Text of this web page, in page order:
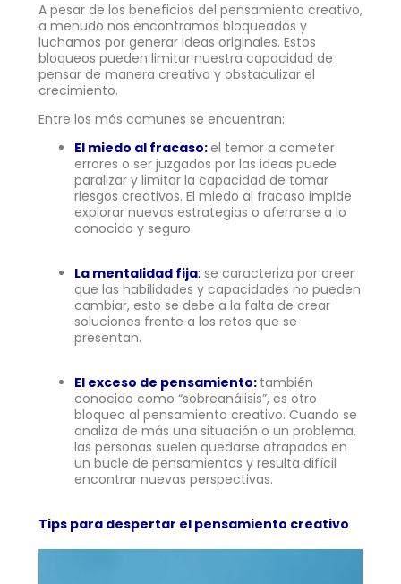
A pesar de los beneficios del pensamiento creativo,
a menudo nos encontramos bloqueados y
luchamos por generar ideas originales. Estos
bloqueos pueden limitar nuestra capacidad de
pensar de manera creativa y obstaculizar el
crecimiento.
Entre los más comunes se encuentran:
El miedo al fracaso:el temor a cometer
errores o ser juzgados por las ideas puede
paralizar y limitar la capacidad de tomar
riesgos creativos. El miedo al fracaso impide
explorar nuevas estrategias o aferrarse a lo
conocido y seguro.
La mentalidad fija: se caracteriza por creer
que las habilidades y capacidades no pueden
cambiar, esto se debe a la falta de crear
soluciones frente a los retos que se
presentan.
El exceso de pensamiento: también
conocido como “sobreanálisis”, es otro
bloqueo al pensamiento creativo. Cuando se
analiza de más una situación o un problema,
las personas suelen quedarse atrapados en
un bucle de pensamientos y resulta difícil
encontrar nuevas perspectivas.
Tips para despertar el pensamiento creativo